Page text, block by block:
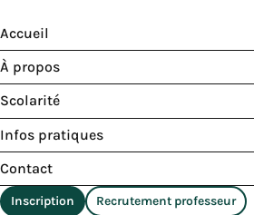
Accueil
À propos
Scolarité
Infos pratiques
Contact
Inscription Recrutement professeur